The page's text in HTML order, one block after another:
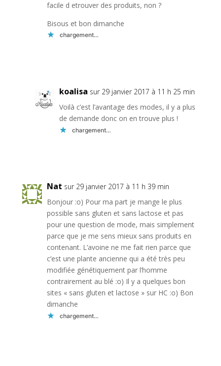
facile d etrouver des produits, non ?
Bisous et bon dimanche
chargement…
koalisa sur 29 janvier 2017 à 11 h 25 min
Voilà c’est l’avantage des modes, il y a plus
de demande donc on en trouve plus !
chargement…
Nat sur 29 janvier 2017 à 11 h 39 min
Bonjour :o) Pour ma part je mange le plus
possible sans gluten et sans lactose et pas
pour une question de mode, mais simplement
parce que je me sens mieux sans produits en
contenant. L’avoine ne me fait rien parce que
c’est une plante ancienne qui a été très peu
modifiée génétiquement par l’homme
contrairement au blé :o) Il y a quelques bon
sites « sans gluten et lactose » sur HC :o) Bon
dimanche
chargement…